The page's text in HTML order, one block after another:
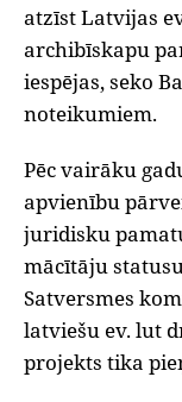
atzīst Latvijas
archibīskapu
iespējas, seko
noteikumiem.
Pēc vairāku
apvienību
juridisku
mācītāju
Satversmes
latviešu ev. lut
projekts tika